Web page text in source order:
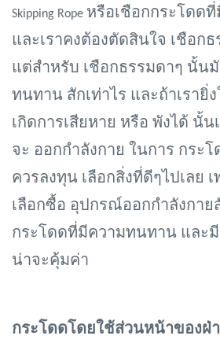
Skipping Rope หรือเชือกกระโดด
และเราคงต้องตัดสินใจ เชือก
แต่สำหรับ เชือกธรรมดาๆ นั้น
ทนทาน สักเท่าไร และถ้าเรายิ่
เกิดการเสียหาย หรือ พังได้ นั้น
จะ ออกกำลังกาย ในการ กระโ
ควรลงทุน เลือกสิ่งที่ดีๆไปเลย เ
เลือกซื้อ อุปกรณ์ออกกำลังกาย
กระโดดที่มีความทนทาน และ
น่าจะคุ้มค่า
กระโดดโดยใช้ส่วนหน้าของฝ่า